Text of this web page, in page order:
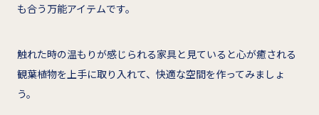
も合う万能アイテムです。
触れた時の温もりが感じられる家具と見ていると心が癒される
観葉植物を上手に取り入れて、快適な空間を作ってみましょ
う。